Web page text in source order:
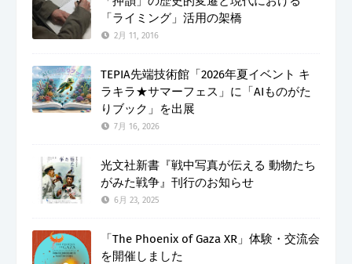
「ライミング」活用の架橋
2月 11, 2016
TEPIA先端技術館「2026年夏イベント キ
ラキラ★サマーフェス」に「AIものがた
りブック」を出展
7月 16, 2026
光文社新書『戦中写真が伝える 動物たち
がみた戦争』刊行のお知らせ
6月 23, 2025
「The Phoenix of Gaza XR」体験・交流会
を開催しました